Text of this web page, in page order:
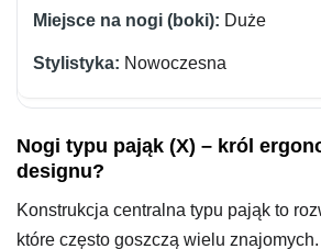
Duże
Nowoczesna
Nogi typu pająk (X) – król
designu?
Konstrukcja centralna typu pająk to
które często goszczą wielu